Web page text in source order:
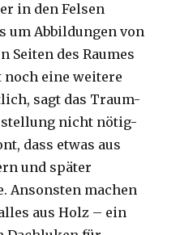
in den Felsen
um Abbildungen von
Seiten des Raumes
noch eine weitere
sagt das Traum-
nicht nötig-
dass etwas aus
und später
Ansonsten machen
aus Holz – ein